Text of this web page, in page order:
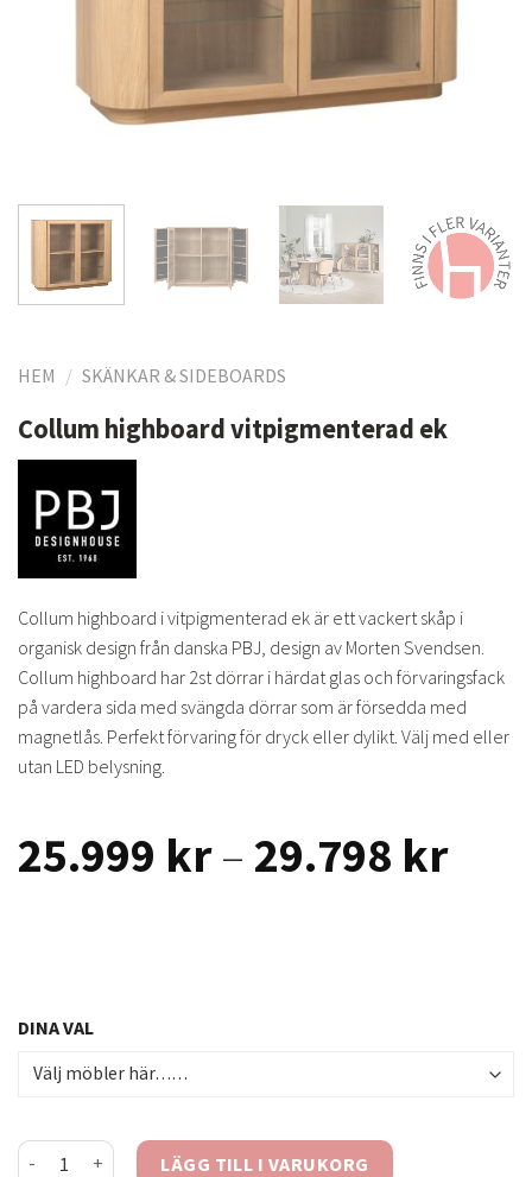
HEM / SKÄNKAR & SIDEBOARDS
Collum highboard vitpigmenterad ek
Collum highboard i vitpigmenterad ek är ett vackert skåp i
organisk design från danska PBJ, design av Morten Svendsen.
Collum highboard har 2st dörrar i härdat glas och förvaringsfack
på vardera sida med svängda dörrar som är försedda med
magnetlås. Perfekt förvaring för dryck eller dylikt. Välj med eller
utan LED belysning.
25.999 kr – 29.798 kr
DINA VAL
Collum highboard vitpigmenterad ek mängd
LÄGG TILL I VARUKORG